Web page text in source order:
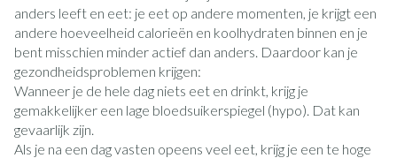
anders leeft en eet: je eet op andere momenten, je krijgt een
andere hoeveelheid calorieën en koolhydraten binnen en je
bent misschien minder actief dan anders. Daardoor kan je
gezondheidsproblemen krijgen:
Wanneer je de hele dag niets eet en drinkt, krijg je
gemakkelijker een lage bloedsuikerspiegel (hypo). Dat kan
gevaarlijk zijn.
Als je na een dag vasten opeens veel eet, krijg je een te hoge